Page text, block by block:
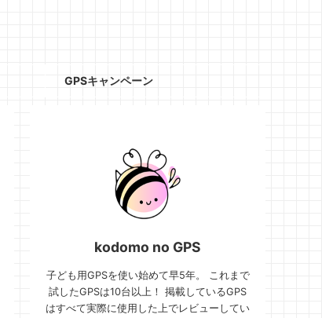
GPSキャンペーン
kodomo no GPS
子ども用GPSを使い始めて早5年。 これまで
試したGPSは10台以上！ 掲載しているGPS
はすべて実際に使用した上でレビューしてい